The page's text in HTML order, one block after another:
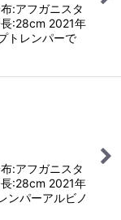
:アフガニスタ
:28cm 2021年
トレンパーで
:アフガニスタ
:28cm 2021年
ンパーアルビノ